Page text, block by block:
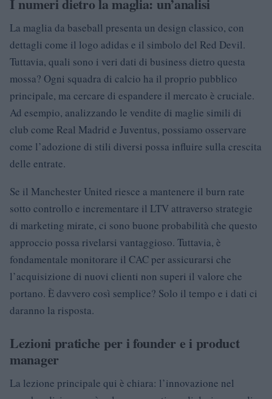
La maglia da baseball presenta un design classico, con
dettagli come il logo adidas e il simbolo del Red Devil.
Tuttavia, quali sono i veri dati di business dietro questa
mossa? Ogni squadra di calcio ha il proprio pubblico
principale, ma cercare di espandere il mercato è cruciale.
Ad esempio, analizzando le vendite di maglie simili di
club come Real Madrid e Juventus, possiamo osservare
come l’adozione di stili diversi possa influire sulla crescita
delle entrate.
Se il Manchester United riesce a mantenere il burn rate
sotto controllo e incrementare il LTV attraverso strategie
di marketing mirate, ci sono buone probabilità che questo
approccio possa rivelarsi vantaggioso. Tuttavia, è
fondamentale monitorare il CAC per assicurarsi che
l’acquisizione di nuovi clienti non superi il valore che
portano. È davvero così semplice? Solo il tempo e i dati ci
daranno la risposta.
Lezioni pratiche per i founder e i product
manager
La lezione principale qui è chiara: l’innovazione nel